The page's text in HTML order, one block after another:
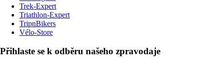
Trek-Expert
Triathlon-Expert
TripnBikers
Vélo-Store
Přihlaste se k odběru našeho zpravodaje